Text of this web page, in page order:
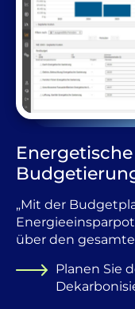
„Mit der
über den
Planen Sie